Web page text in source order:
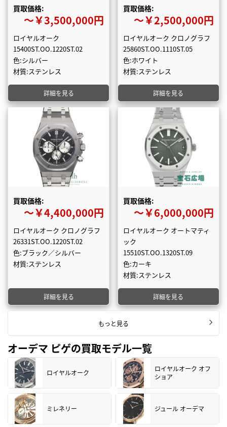
買取価格:
〜￥3,500,000円
ロイヤルオーク
15400ST.OO.1220ST.02
色:シルバー
材質:ステンレス
詳細を見る
買取価格:
〜￥2,500,000円
ロイヤルオーク クロノグラフ
25860ST.OO.1110ST.05
色:ホワイト
材質:ステンレス
詳細を見る
買取価格:
〜￥4,400,000円
ロイヤルオーク クロノグラフ
26331ST.OO.1220ST.02
色:ブラック／シルバー
材質:ステンレス
詳細を見る
買取価格:
〜￥6,000,000円
ロイヤルオーク オートマティ
ック
15510ST.OO.1320ST.09
色:カーキ
材質:ステンレス
詳細を見る
もっと見る
オーデマ ピゲの買取モデル一覧
ロイヤルオーク
ロイヤルオーク オフ
ショア
ミレネリー ジュール オーデマ